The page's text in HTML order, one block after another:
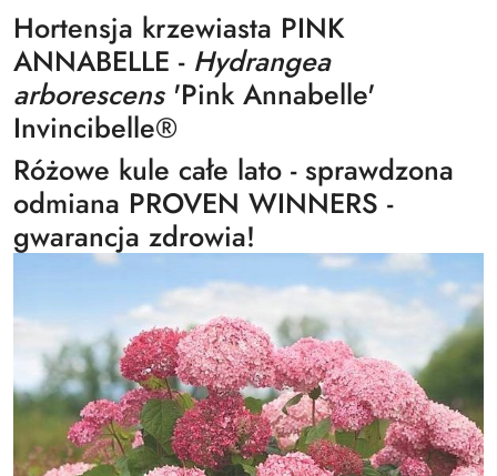
Hortensja krzewiasta PINK
ANNABELLE - Hydrangea
arborescens'Pink Annabelle'
Invincibelle®
Różowe kule całe lato - sprawdzona
odmiana PROVEN WINNERS -
gwarancja zdrowia!